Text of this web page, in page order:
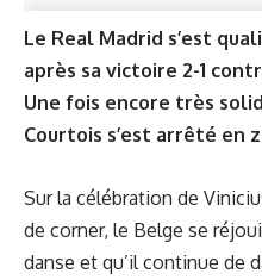
Le Real Madrid s’est
après sa victoire 2-1
Une fois encore très
Courtois s’est arrêté en
Sur la célébration de
de corner, le Belge se
danse et qu’il continue de